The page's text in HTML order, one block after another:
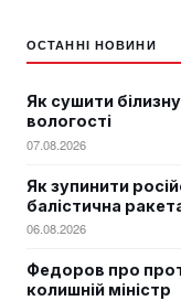
ОСТАННІ НОВИНИ
Як сушити
вологості
07.08.2026
Як зупинити
балістична
06.08.2026
Федоров про
колишній міністр